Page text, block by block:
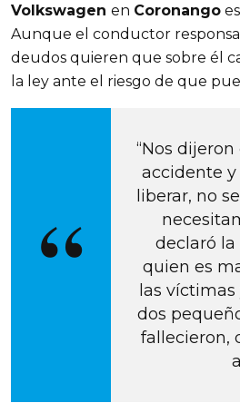
Volkswagen en Coronango
Aunque el conductor
deudos quieren que sobre él
la ley ante el riesgo de que
“Nos
accidente
liberar, no
declaró la
quien es
las víctimas
dos
fallecieron,